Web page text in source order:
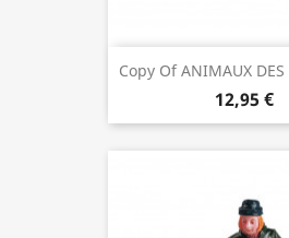
Copy Of ANIMAUX DES
12,95 €